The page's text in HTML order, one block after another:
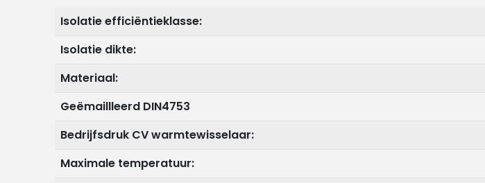
Isolatie efficiëntieklasse:
Isolatie dikte:
Materiaal:
Geëmaillleerd DIN4753
Bedrijfsdruk CV warmtewisselaar:
Maximale temperatuur: